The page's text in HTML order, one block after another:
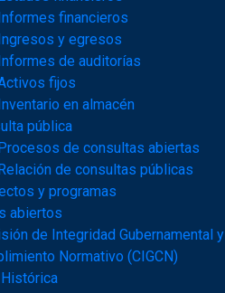
financieros
y egresos
de auditorías
fijos
en almacén
pública
de consultas abiertas
de consultas públicas
y programas
abiertos
de Integridad Gubernamental y
Normativo (CIGCN)